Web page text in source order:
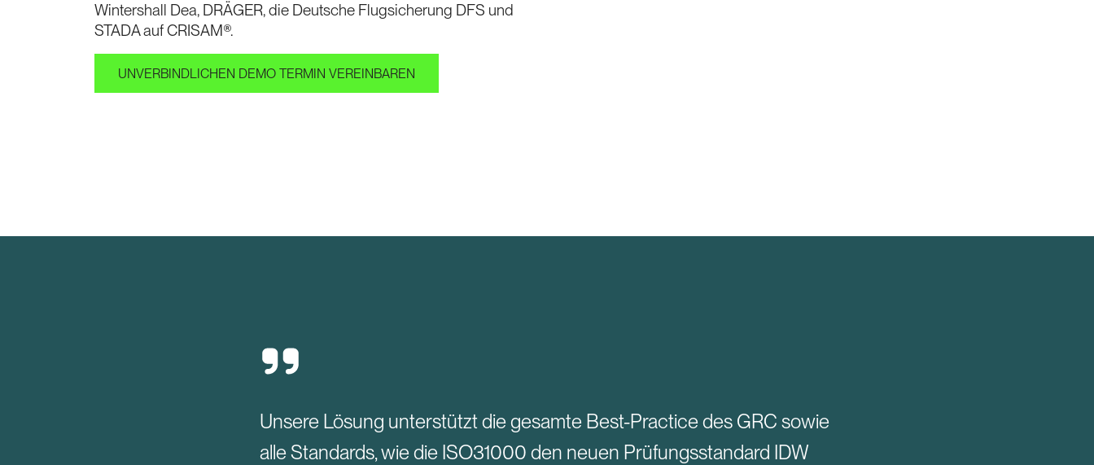
Wintershall Dea, DRÄGER, die Deutsche Flugsicherung DFS und
STADA auf CRISAM®.
UNVERBINDLICHEN DEMO TERMIN VEREINBAREN
Unsere Lösung unterstützt die gesamte Best-Practice des GRC sowie
alle Standards, wie die ISO31000 den neuen Prüfungsstandard IDW